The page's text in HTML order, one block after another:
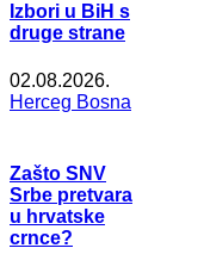
Izbori u BiH s
druge strane
02.08.2026.
Herceg Bosna
Zašto SNV
Srbe pretvara
u hrvatske
crnce?